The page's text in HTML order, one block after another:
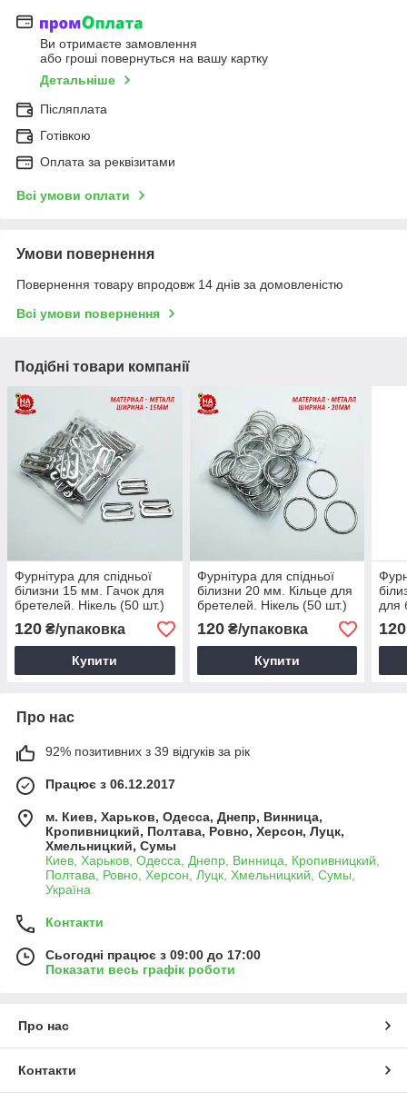
Ви отримаєте замовлення
або гроші повернуться на вашу картку
Детальніше
Післяплата
Готівкою
Оплата за реквізитами
Всі умови оплати
Умови повернення
Повернення товару впродовж 14 днів за домовленістю
Всі умови повернення
Подібні товари компанії
Фурнітура для спідньої
білизни 15 мм. Гачок для
бретелей. Нікель (50 шт.)
120 ₴/упаковка
Купити
Фурнітура для спідньої
білизни 20 мм. Кільце для
бретелей. Нікель (50 шт.)
120₴/упаковка
Купити
для
шт.)
120
Про нас
92% позитивних з 39 відгуків за рік
Працює з 06.12.2017
м. Киев, Харьков, Одесса, Днепр, Винница,
Кропивницкий, Полтава, Ровно, Херсон, Луцк,
Хмельницкий, Сумы
Киев, Харьков, Одесса, Днепр, Винница, Кропивницкий,
Полтава, Ровно, Херсон, Луцк, Хмельницкий, Сумы,
Україна
Контакти
Сьогодні працює з 09:00 до 17:00
Показати весь графік роботи
Про нас
Контакти